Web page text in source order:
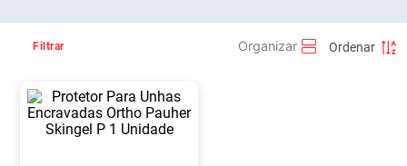
Filtrar
3º
5º Fralda G
6º Shampoo